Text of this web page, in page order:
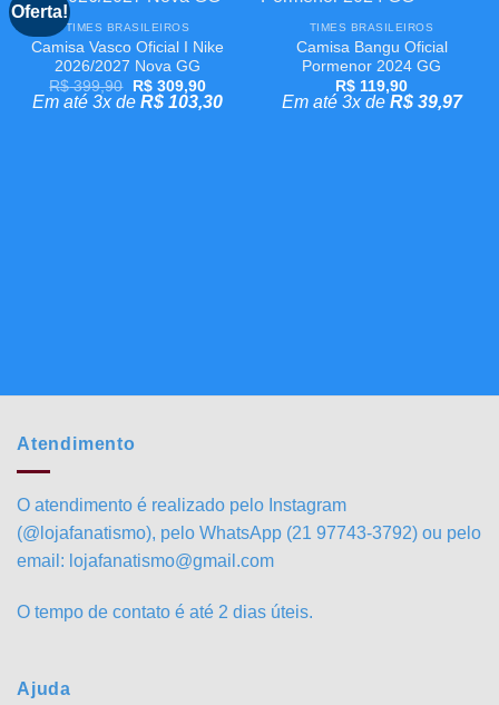
Oferta!
aos
meus
desejos
TIMES BRASILEIROS
Camisa Vasco Oficial I Nike
2026/2027 Nova GG
R$399,90
O
preço
original
R$309,90O
preço
Em até 3x de R$ 103,30
aos
meus
desejos
TIMES BRASILEIROS
Camisa Bangu Oficial
Pormenor 2024 GG
R$ 119,90
Em até 3x de R$39,97
Atendimento
O atendimento é realizado pelo Instagram
(@lojafanatismo), pelo WhatsApp (21 97743-3792) ou pelo
email: lojafanatismo@gmail.com
O tempo de contato é até 2 dias úteis.
Ajuda